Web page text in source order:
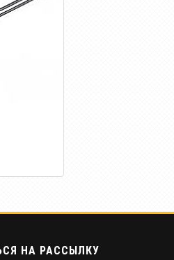
НА РАССЫЛКУ